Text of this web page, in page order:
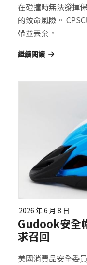
在碰撞時無法發揮
的致命風險。
帶並丟棄。
繼續閱讀
2026 年 6 月 8 日
Gudook安全
求召回
美國消費品安全委